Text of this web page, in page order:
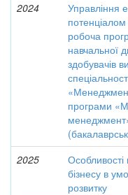
2024
Управління
робоча
навчальної
здобувачів
програми
2025
бізнесу в
розвитку